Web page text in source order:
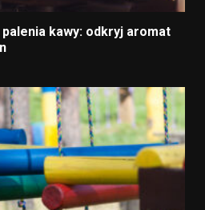
kawy: odkryj aromat